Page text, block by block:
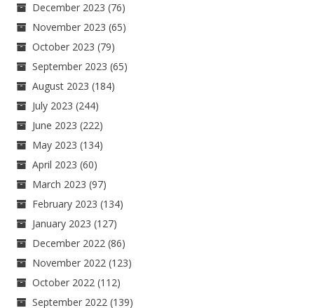
December 2023 (76)
November 2023 (65)
October 2023 (79)
September 2023 (65)
August 2023 (184)
July 2023 (244)
June 2023 (222)
May 2023 (134)
April 2023 (60)
March 2023 (97)
February 2023 (134)
January 2023 (127)
December 2022 (86)
November 2022 (123)
October 2022 (112)
September 2022 (139)